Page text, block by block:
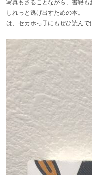
写真もさることながら、書籍も
しれっと逃げ出すための本。
は、セカホっ子にもぜひ読んで